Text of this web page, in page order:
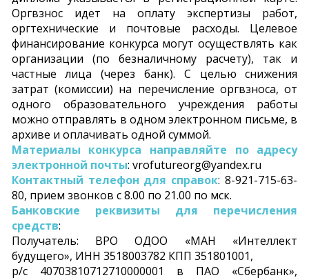
Оргвзнос идет на оплату экспертизы работ,
оргтехнические и почтовые расходы. Целевое
финансирование конкурса могут осуществлять как
организации (по безналичному расчету), так и
частные лица (через банк). С целью снижения
затрат (комиссии) на перечисление оргвзноса, от
одного образовательного учреждения работы
можно отправлять в одном электронном письме, в
архиве и оплачивать одной суммой.
Материалы конкурса направляйте по адресу
электронной почты: vrofutureorg@yandex.ru
Контактный телефон для справок: 8-921-715-63-
80, прием звонков с 8.00 по 21.00 по мск.
Банковские реквизиты для перечисления
средств:
Получатель: ВРО ОДОО «МАН «Интеллект
будущего», ИНН 3518003782 КПП 351801001,
р/с 40703810712710000001 в ПАО «Сбербанк»,